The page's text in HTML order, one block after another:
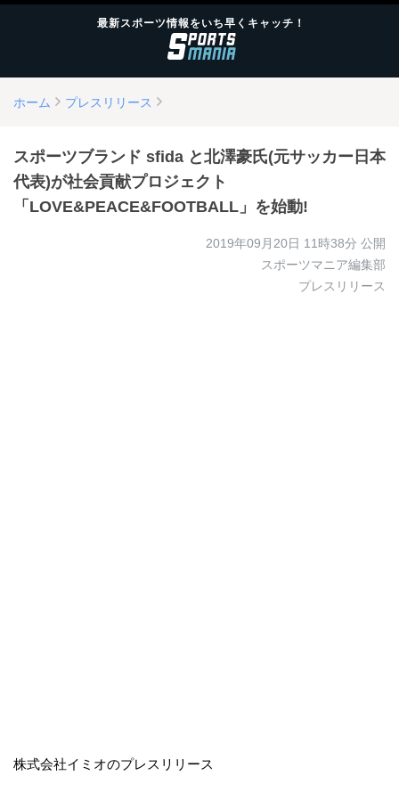
最新スポーツ情報をいち早くキャッチ！
ホーム プレスリリース
スポーツブランド sfida と北澤豪氏(元サッカー⽇本
代表)が社会貢献プロジェクト
「LOVE&PEACE&FOOTBALL」を始動!
2019年09月20日 11時38分 公開
スポーツマニア編集部
プレスリリース
株式会社イミオのプレスリリース